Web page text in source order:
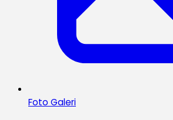
Foto Galeri